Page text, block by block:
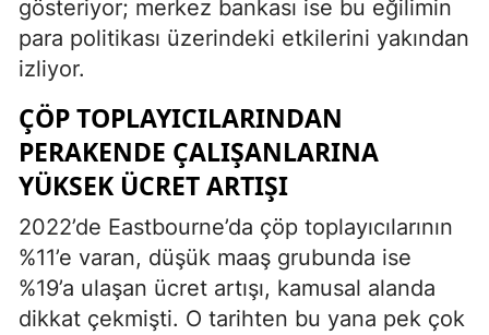
gösteriyor; merkez bankası ise bu eğilimin
para politikası üzerindeki etkilerini yakından
izliyor.
ÇÖP TOPLAYICILARINDAN
PERAKENDE ÇALIŞANLARINA
YÜKSEK ÜCRET ARTIŞI
2022’de Eastbourne’da çöp toplayıcılarının
%11’e varan, düşük maaş grubunda ise
%19’a ulaşan ücret artışı, kamusal alanda
dikkat çekmişti. O tarihten bu yana pek çok